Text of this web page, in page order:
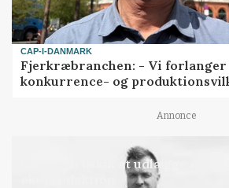
CAP-I-DANMARK
Fjerkræbranchen: - Vi forlanger
konkurrence- og
Annonce
Det er en uskik at udlægge et